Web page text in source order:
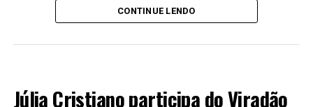
Coautora da música, Beatriz conta que a composição
surgiu durante um momento de comunhão entre os
Colossenses 1.13 — “Eu fui transportado para o Reino do
CONTINUE LENDO
Júlia Cristiano participa do Viradão